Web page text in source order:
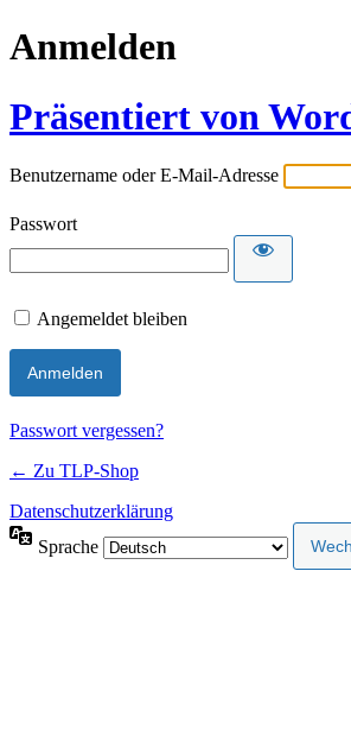
Anmelden
Präsentiert von
Benutzername oder E-Mail-Adresse
Passwort
Angemeldet bleiben
Passwort vergessen?
← Zu TLP-Shop
Datenschutzerklärung
Sprache